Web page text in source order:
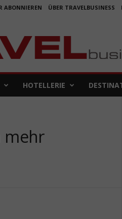
ABONNIEREN ÜBER TRAVELBUSINESS
HOTELLERIE
mehr